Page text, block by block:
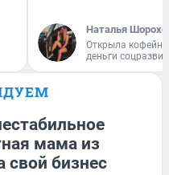
Наталья
Открыла
деньги
мама из
свой бизнес